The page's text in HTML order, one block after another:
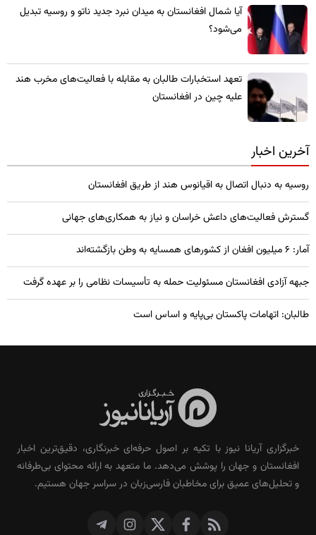
​آیا شمال افغانستان به میدان نبرد جدید ناتو و روسیه تبدیل
می‌شود؟
تعهد استخبارات طالبان به مقابله با فعالیت‌های مخرب هند
علیه چین در افغانستان
آخرین اخبار
روسیه به دنبال اتصال به اقیانوس هند از طریق افغانستان
گسترش فعالیت‌های داعش خراسان و نیاز به همکاری‌های جهانی
آمار: ۶ میلیون افغان از کشورهای همسایه به وطن بازگشته‌اند
جبهه آزادی افغانستان مسئولیت حمله به تأسیسات نظامی را بر عهده گرفت
طالبان: اتهامات پاکستان بی‌پایه و اساس است
خبرگزاری آریانا نیوز با تکیه بر اصول حرفه‌ای خبرنگاری، دقیق‌ترین اخبار
افغانستان و جهان را پوشش می‌دهد. ما متعهد به ارائه محتوای بی‌طرفانه
و تحلیل‌های عمیق برای مخاطبان فارسی‌زبان در سراسر جهان هستیم.